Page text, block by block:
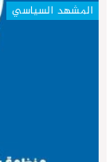
المشهد السياسي